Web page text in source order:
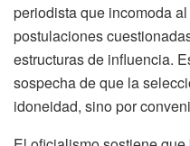
periodista que incomoda
postulaciones
estructuras de influencia.
sospecha de que la
idoneidad, sino por